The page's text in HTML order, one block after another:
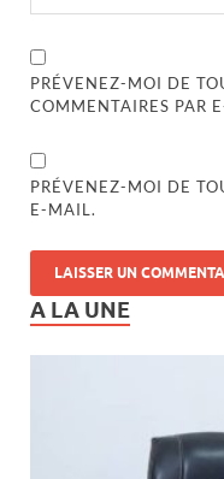
PRÉVENEZ-MOI DE
COMMENTAIRES PAR
PRÉVENEZ-MOI DE
E-MAIL.
A LA UNE